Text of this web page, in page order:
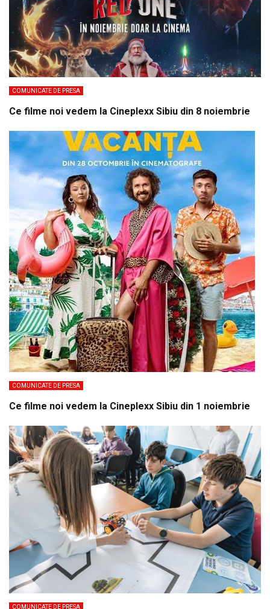
COMUNICATE DE PRESA
Ce filme noi vedem la Cineplexx Sibiu din 8 noiembrie
COMUNICATE DE PRESA
Ce filme noi vedem la Cineplexx Sibiu din 1 noiembrie
COMUNICATE DE PRESA